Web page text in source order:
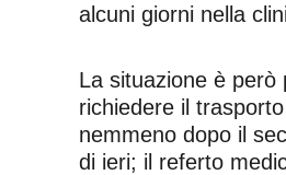
alcuni giorni nella
La situazione è però
richiedere il
nemmeno dopo il
di ieri; il referto